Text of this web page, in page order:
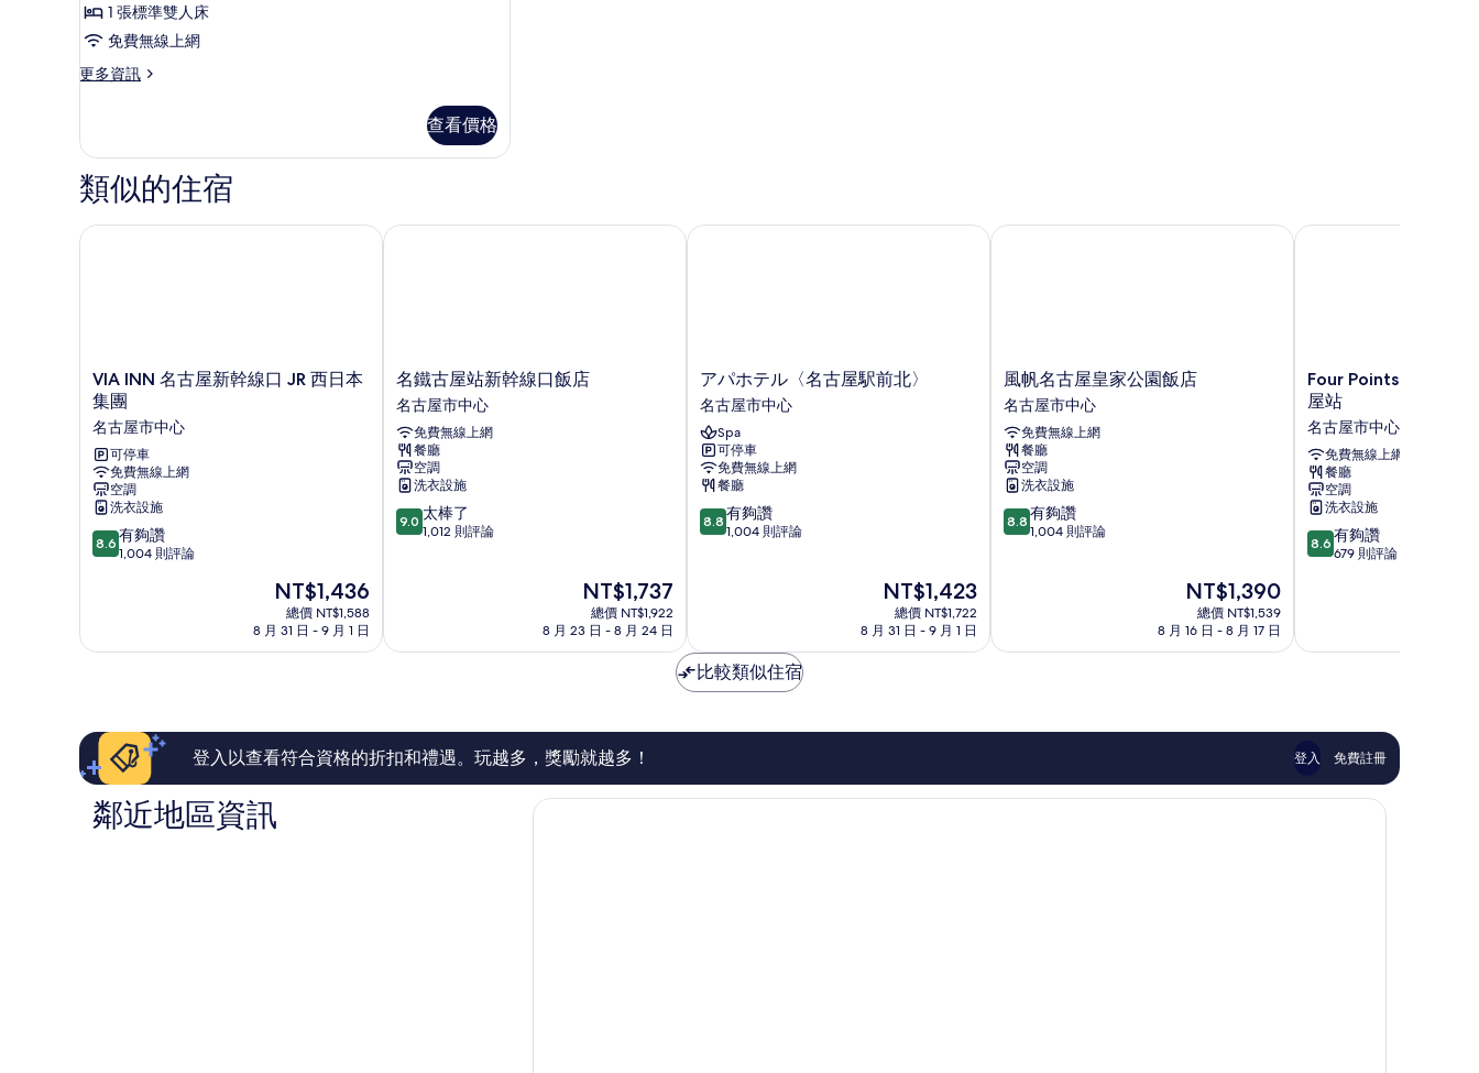
房
的
所
片
1 張標準雙人床
免費無線上網
更多資訊
更
雙
人
房
的
詳
查看價格
類似的住宿
VIA
INN
名
古
屋
新
幹
線
口
JR
團
市
心
VIA INN 名古屋新幹線口 JR 西日本
集團
名古屋市中心
可停車
免費無線上網
空調
洗衣設施
8.6
分，
有
則
論
8.6 有夠讚
1,004 則評論
現
在
價
NT$1,436
總價 NT$1,588
8 月 31 日 - 9 月 1 日
VIA INN 名古屋新幹線口 JR 西日本集團
名
鐵
古
屋
站
新
幹
線
口
市
名鐵古屋站新幹線口飯店
名古屋市中心
免費無線上網
餐廳
空調
洗衣設施
9.0
分，
棒
評
論
9.0 太棒了
1,012 則評論
現
在
價
NT$1,737
總價 NT$1,922
8 月 23 日 - 8 月 24 日
名鐵古屋站新幹線口飯店
ア
パ
ホ
テ
ル
〈名
古
屋
駅
市
中
心
アパホテル〈名古屋駅前北〉
名古屋市中心
Spa
可停車
免費無線上網
餐廳
8.8
分，
夠
讚，
1,004
評
8.8 有夠讚
1,004 則評論
現
在
價
NT$1,423
總價 NT$1,722
8 月 31 日 - 9 月 1 日
アパホテル〈名古屋駅前北〉
風
帆
名
古
屋
皇
家
公
園
市
風帆名古屋皇家公園飯店
名古屋市中心
免費無線上網
餐廳
空調
洗衣設施
8.8
分，
夠
評
8.8 有夠讚
1,004 則評論
現
在
價
NT$1,390
總價 NT$1,539
8 月 16 日 - 8 月 17 日
風帆名古屋皇家公園飯店
Four
Points
Flex
By
Sheraton
名
古
屋
站
名
心
Four Points Flex By
屋站
名古屋市中心
免費無線上網
餐廳
空調
洗衣設施
8.6
分，
有
則
評
論
8.6 有夠讚
679 則評論
Four Points Flex By
比較類似住宿
登入以查看符合資格的折扣和禮遇。玩越多，獎勵就越多！ 登入 免費註冊
鄰近地區資訊